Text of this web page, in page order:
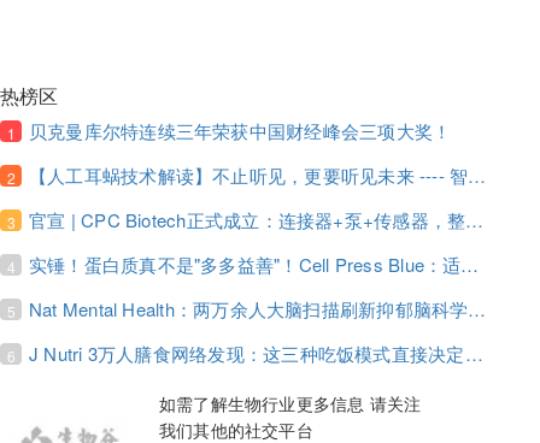
热榜区
1 贝克曼库尔特连续三年荣获中国财经峰会三项大奖！
2 【人工耳蜗技术解读】不止听见，更要听见未来 ---- 智能耳蜗，开启人工耳蜗技术新纪元！
3 官宣 | CPC Biotech正式成立：连接器+泵+传感器，整合生物制药流体管理解决方案！
4 实锤！蛋白质真不是"多多益善"！Cell Press Blue：适度限蛋白，反而拉长健康寿命！
5 Nat Mental Health：两万余人大脑扫描刷新抑郁脑科学认知！抑郁不只是情绪病，视觉、运动脑区同步受损！
6 J Nutri 3万人膳食网络发现：这三种吃饭模式直接决定心血管风险与寿命长短！
如需了解生物行业更多信息 请关注
我们其他的社交平台